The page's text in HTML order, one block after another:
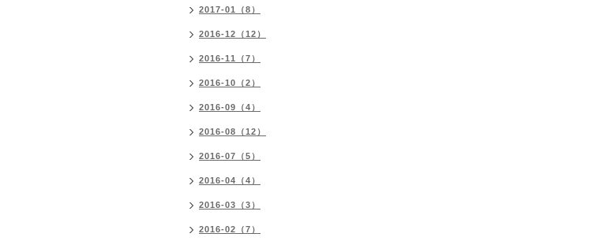
2017-01（8）
2016-12（12）
2016-11（7）
2016-10（2）
2016-09（4）
2016-08（12）
2016-07（5）
2016-04（4）
2016-03（3）
2016-02（7）